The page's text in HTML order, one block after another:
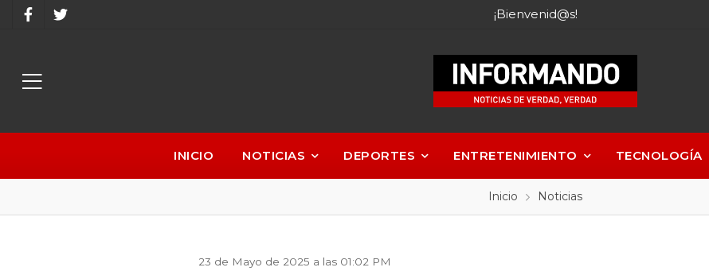
¡Bienvenid@s!
INICIO NOTICIAS DEPORTES ENTRETENIMIENTO TECNOLOGÍA
Inicio Noticias
23 de Mayo de 2025 a las 01:02 PM